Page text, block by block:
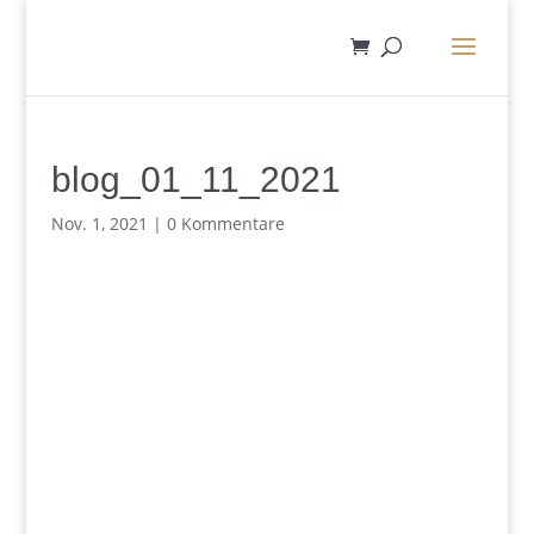
blog_01_11_2021
Nov. 1, 2021 | 0 Kommentare